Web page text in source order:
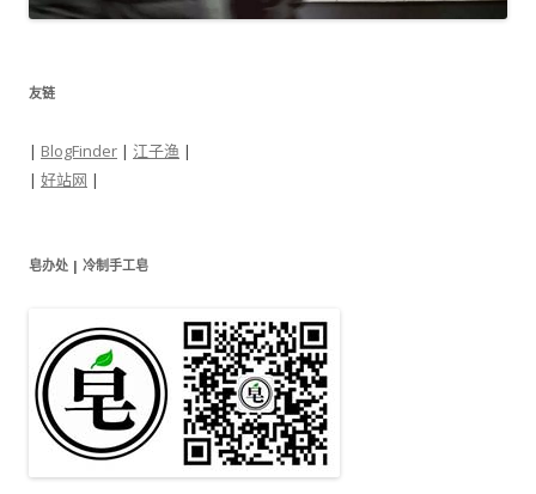
友链
| BlogFinder | 江子渔 |
| 好站网 |
皂办处 | 冷制手工皂